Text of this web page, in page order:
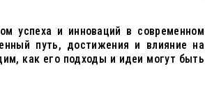
успеха и инноваций в современном
путь, достижения и влияние на
как его подходы и идеи могут быть